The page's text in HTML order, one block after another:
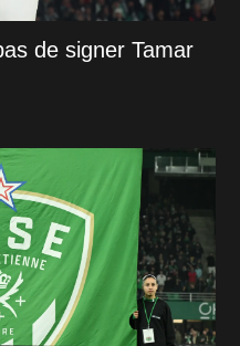
de signer Tamar